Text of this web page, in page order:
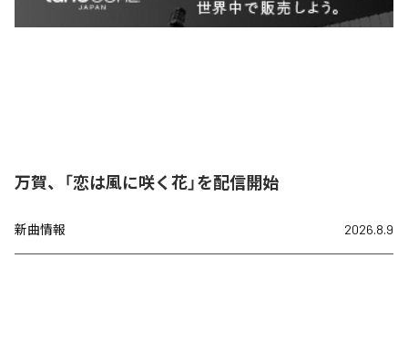
万賀、「恋は風に咲く花」を配信開始
新曲情報 2026.8.9